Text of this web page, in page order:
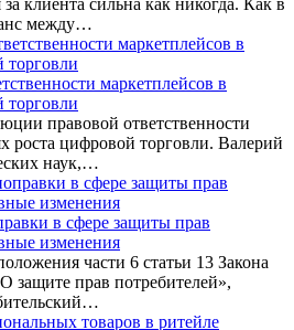
между…
маркетплейсов в
торговли
правовой ответственности
роста цифровой торговли. Валерий
наук,…
в сфере защиты прав
изменения
части 6 статьи 13 Закона
защите прав потребителей»,